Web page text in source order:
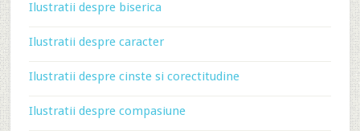
Ilustratii despre biserica
Ilustratii despre caracter
Ilustratii despre cinste si corectitudine
Ilustratii despre compasiune